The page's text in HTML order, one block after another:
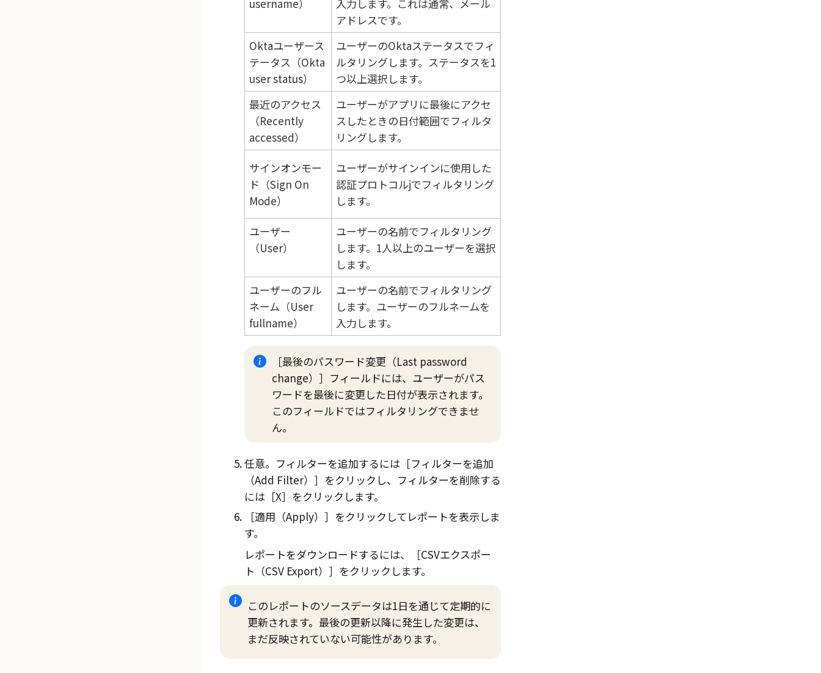
username）
入力します。これは通常、メール
アドレスです。
Oktaユーザース
テータス（Okta
user status）
ユーザーのOktaステータスでフィ
ルタリングします。ステータスを1
つ以上選択します。
最近のアクセス
（Recently
accessed）
ユーザーがアプリに最後にアクセ
スしたときの日付範囲でフィルタ
リングします。
サインオンモー
ド（Sign On
Mode）
ユーザーがサインインに使用した
認証プロトコルjでフィルタリング
します。
ユーザー
（User）
ユーザーの名前でフィルタリング
します。1人以上のユーザーを選択
します。
ユーザーのフル
ネーム（User
fullname）
ユーザーの名前でフィルタリング
します。ユーザーのフルネームを
入力します。
最後のパスワード変更（Last password
change）
フィールドには、ユーザーがパス
ワードを最後に変更した日付が表示されます。
このフィールドではフィルタリングできませ
ん。
任意。フィルターを追加するには
フィルターを追加
（Add Filter）
をクリックし、フィルターを削除する
には
X
をクリックします。
適用（Apply）
をクリックしてレポートを表示しま
す。
レポートをダウンロードするには、
CSVエクスポー
ト（CSV Export）
をクリックします。
このレポートのソースデータは1日を通じて定期的に
更新されます。最後の更新以降に発生した変更は、
まだ反映されていない可能性があります。